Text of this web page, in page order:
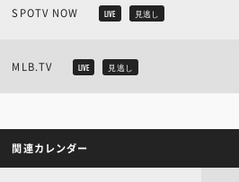
SPOTV NOW LIVE 見逃し
MLB.TV LIVE 見逃し
関連カレンダー